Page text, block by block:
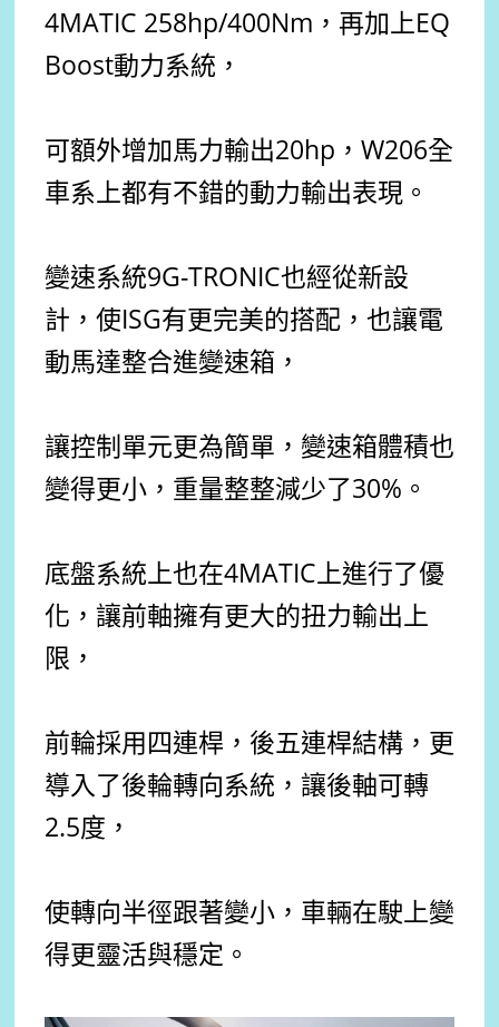
4MATIC 258hp/400Nm，再加上EQ
Boost動力系統，
可額外增加馬力輸出20hp，W206全
車系上都有不錯的動力輸出表現。
變速系統9G-TRONIC也經從新設
計，使ISG有更完美的搭配，也讓電
動馬達整合進變速箱，
讓控制單元更為簡單，變速箱體積也
變得更小，重量整整減少了30%。
底盤系統上也在4MATIC上進行了優
化，讓前軸擁有更大的扭力輸出上
限，
前輪採用四連桿，後五連桿結構，更
導入了後輪轉向系統，讓後軸可轉
2.5度，
使轉向半徑跟著變小，車輛在駛上變
得更靈活與穩定。